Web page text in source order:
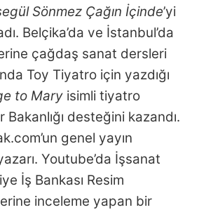
Sönmez Çağın İçinde’yi
Belçika’da ve İstanbul’da
çağdaş sanat dersleri
Toy Tiyatro için yazdığı
to Mary isimli tiyatro
desteğini kazandı.
genel yayın
Youtube’da İşsanat
İş Bankası Resim
inceleme yapan bir